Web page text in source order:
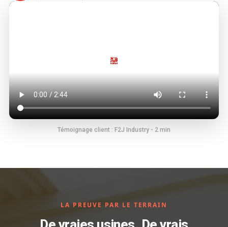
Témoignage client : F2J Industry - 2 min
LA PREUVE PAR LE TERRAIN